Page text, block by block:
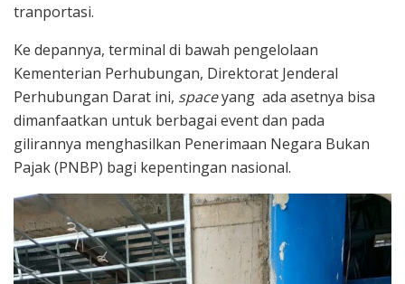
tranportasi.
Ke depannya, terminal di bawah pengelolaan
Kementerian Perhubungan, Direktorat Jenderal
Perhubungan Darat ini, spaceyang ada asetnya bisa
dimanfaatkan untuk berbagai event dan pada
gilirannya menghasilkan Penerimaan Negara Bukan
Pajak (PNBP) bagi kepentingan nasional.